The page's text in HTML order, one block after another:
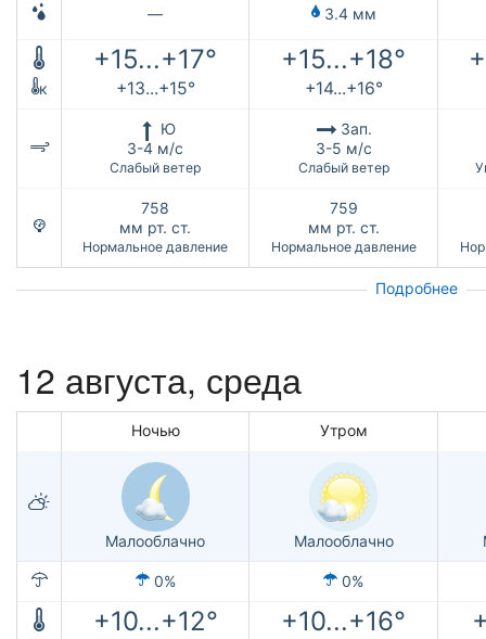
— 3.4 мм
+15...+17° +15...+18°
к +13...+15° +14...+16°
Ю
3-4 м/с
Слабый ветер
Зап.
3-5 м/с
Слабый ветер
758
мм рт. ст.
Нормальное давление
759
мм рт. ст.
Нормальное давление
Подробнее
12 августа, среда
Ночью Утром
Малооблачно Малооблачно
0% 0%
+10...+12° +10...+16°